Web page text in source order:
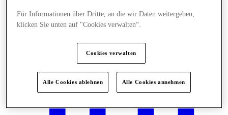
Für Informationen über Dritte, an die wir Daten weitergeben,
klicken Sie unten auf "Cookies verwalten“.
Cookies verwalten
Alle Cookies ablehnen Alle Cookies annehmen